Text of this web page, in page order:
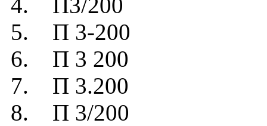
5. П 3-200
6. П 3 200
7. П 3.200
8. П 3/200